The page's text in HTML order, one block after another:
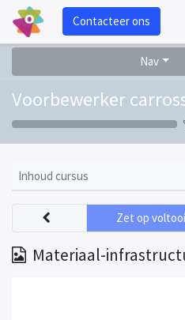
Contacteer ons
Nav
Voorbewerker
Inhoud cursus
Materiaal-
Zet op